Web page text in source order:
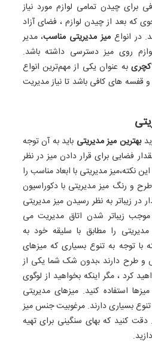
برای چیدن تمامی لوازم مورد نیاز
که بعد از چیدن لوازم ، فضای آزاد
در انواعمیز مدیریتی مناسب، مدیر
روی میز دسترسی داشته باشد.
به عنوان یکی از مهم‌ترین انواع
قفسه های کافی باشد تا نیاز مدیریت
بهترین میز مدیریتی باید به آن توجه
فضایی برای قرار دادن میز در نظر
نکته،میز مدیریتی با ابعاد مناسب را
و رنگ میز مدیریتی با دکوراسیون
در زیباتر به نظر رسیدن میز مدیریتی
زیباتر شدن اتاق مدیریت می
را مطابق با سلیقه خود به
با توجه به تنوع بسیاری که میزهای
و طرح دارند ،بدون شک شما یکی از
کرد ، مگر اینکه بخواهید از لوگوی
استفاده کنید. میزهای مدیریتی
بسیاری دارند. مرغوبیت جنس میز
کنید که بهای سنگینی برای تهیه